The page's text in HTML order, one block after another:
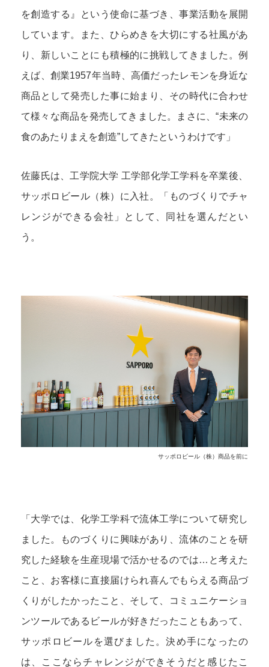
を創造する』という使命に基づき、事業活動を展開
しています。また、ひらめきを大切にする社風があ
り、新しいことにも積極的に挑戦してきました。例
えば、創業1957年当時、高価だったレモンを身近な
商品として発売した事に始まり、その時代に合わせ
て様々な商品を発売してきました。まさに、“未来の
食のあたりまえを創造”してきたというわけです」
佐藤氏は、工学院大学 工学部化学工学科を卒業後、
サッポロビール（株）に入社。「ものづくりでチャ
レンジができる会社」として、同社を選んだとい
う。
サッポロビール（株）商品を前に
「大学では、化学工学科で流体工学について研究し
ました。ものづくりに興味があり、流体のことを研
究した経験を生産現場で活かせるのでは…と考えた
こと、お客様に直接届けられ喜んでもらえる商品づ
くりがしたかったこと、そして、コミュニケーショ
ンツールであるビールが好きだったこともあって、
サッポロビールを選びました。決め手になったの
は、ここならチャレンジができそうだと感じたこ